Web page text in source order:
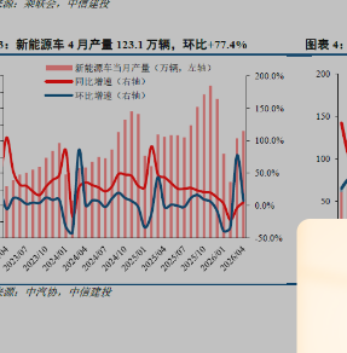
债券知识通识：从基础认知到特色品种